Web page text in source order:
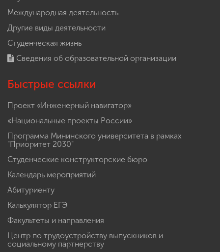
Международная деятельность
Другие виды деятельности
Студенческая жизнь
Сведения об образовательной организации
Быстрые ссылки
Проект «Инженерный навигатор»
«Национальные проекты России»
Программа Мининского университета в рамках
"Приоритет 2030"
Студенческие конструкторские бюро
Календарь мероприятий
Абитуриенту
Калькулятор ЕГЭ
Факультеты и направления
Центр по трудоустройству выпускников и
социальному партнерству